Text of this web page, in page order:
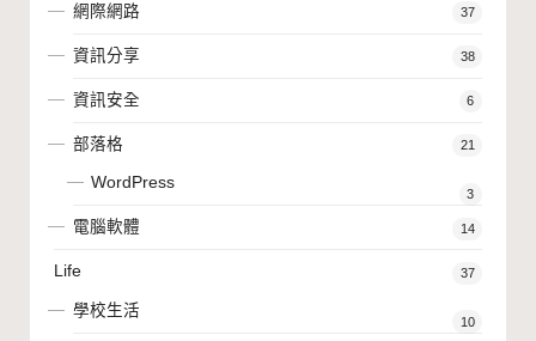
網際網路 37
資訊分享 38
資訊安全 6
部落格 21
WordPress
3
電腦軟體 14
Life 37
學校生活
10